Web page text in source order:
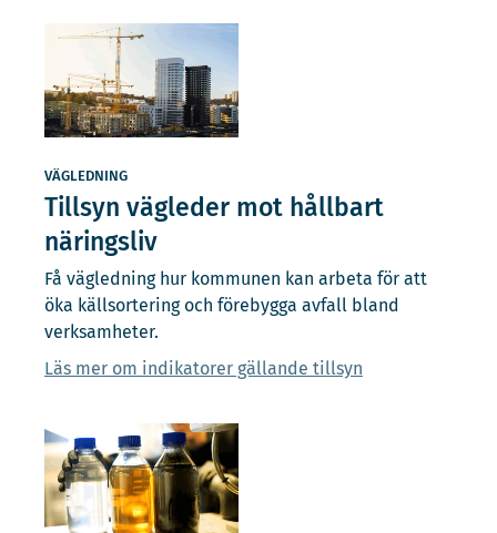
VÄGLEDNING
Tillsyn vägleder mot hållbart
näringsliv
Få vägledning hur kommunen kan arbeta för att
öka källsortering och förebygga avfall bland
verksamheter.
Läs mer om indikatorer gällande tillsyn